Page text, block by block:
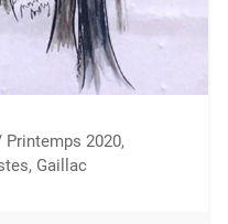
Printemps 2020,
Gaillac